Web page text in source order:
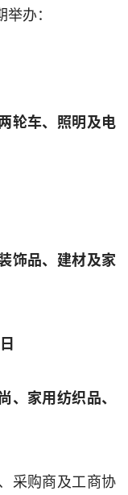
办：
轮车、照明及电
饰品、建材及家
日
、家用纺织品、
采购商及工商协